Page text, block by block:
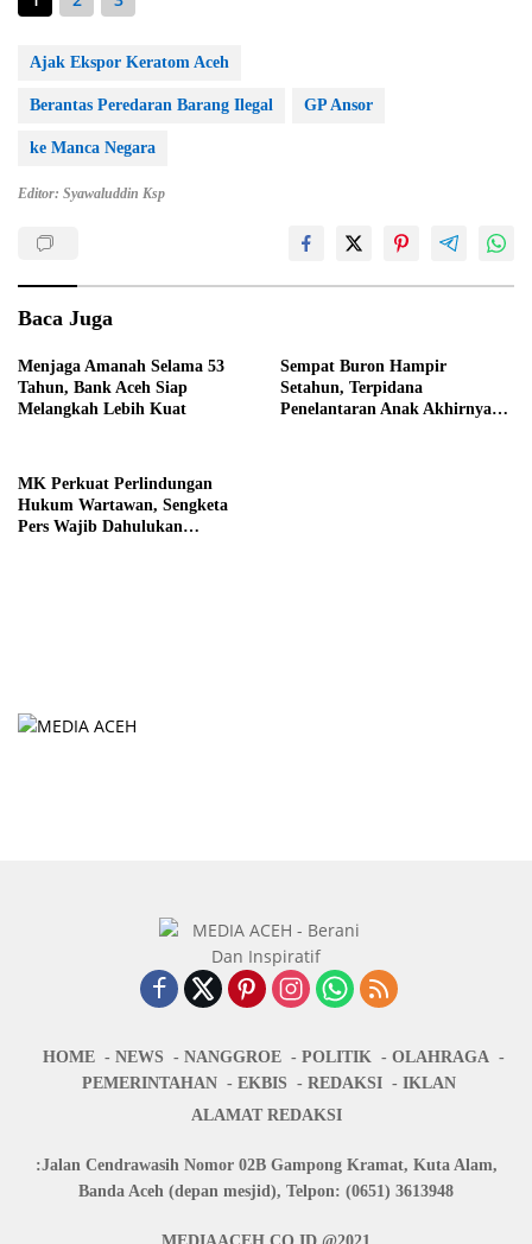
Ajak Ekspor Keratom Aceh
Berantas Peredaran Barang Ilegal GP Ansor
ke Manca Negara
Editor: Syawaluddin Ksp
Baca Juga
Menjaga Amanah Selama 53
Tahun, Bank Aceh Siap
Melangkah Lebih Kuat
Sempat Buron Hampir
Setahun, Terpidana
Penelantaran Anak Akhirnya
MK Perkuat Perlindungan
Hukum Wartawan, Sengketa
Pers Wajib Dahulukan
HOME NEWS NANGGROE POLITIK
OLAHRAGA
PEMERINTAHAN
EKBIS REDAKSI
IKLAN
ALAMAT REDAKSI
:Jalan Cendrawasih Nomor 02B Gampong Kramat, Kuta Alam,
Banda Aceh (depan mesjid), Telpon: (0651) 3613948